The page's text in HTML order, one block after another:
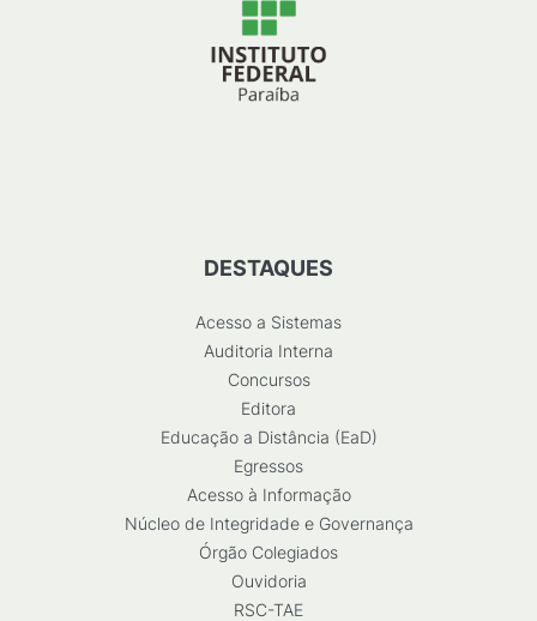
DESTAQUES
Acesso a Sistemas
Auditoria Interna
Concursos
Editora
Educação a Distância (EaD)
Egressos
Acesso à Informação
Núcleo de Integridade e Governança
Órgão Colegiados
Ouvidoria
RSC-TAE